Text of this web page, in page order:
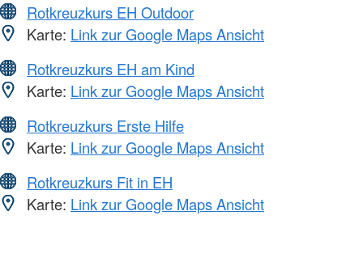
Rotkreuzkurs EH Outdoor
Karte: Link zur Google Maps Ansicht
Rotkreuzkurs EH am Kind
Karte: Link zur Google Maps Ansicht
Rotkreuzkurs Erste Hilfe
Karte: Link zur Google Maps Ansicht
Rotkreuzkurs Fit in EH
Karte: Link zur Google Maps Ansicht